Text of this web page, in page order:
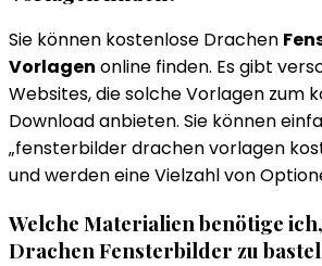
Sie können kostenlose Drachen
Vorlagen online finden. Es gibt
Websites, die solche Vorlagen zum
Download anbieten. Sie können
„fensterbilder drachen vorlagen
und werden eine Vielzahl von
Welche Materialien benötige
Drachen Fensterbilder zu